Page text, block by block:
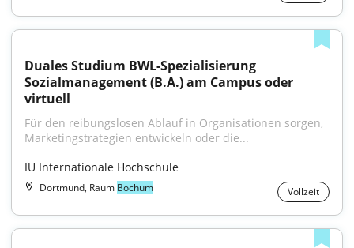
Duales Studium BWL-Spezialisierung
Sozialmanagement (B.A.) am Campus oder
virtuell
Für den reibungslosen Ablauf in Organisationen sorgen,
Marketingstrategien entwickeln oder die...
IU Internationale Hochschule
Dortmund, Raum Bochum Vollzeit